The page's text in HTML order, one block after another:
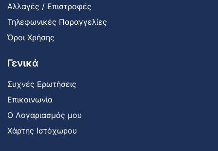
Αλλαγές / Επιστροφές
Τηλεφωνικές Παραγγελίες
Όροι Χρήσης
Γενικά
Συχνές Ερωτήσεις
Επικοινωνία
Ο Λογαριασμός μου
Χάρτης Ιστόχωρου